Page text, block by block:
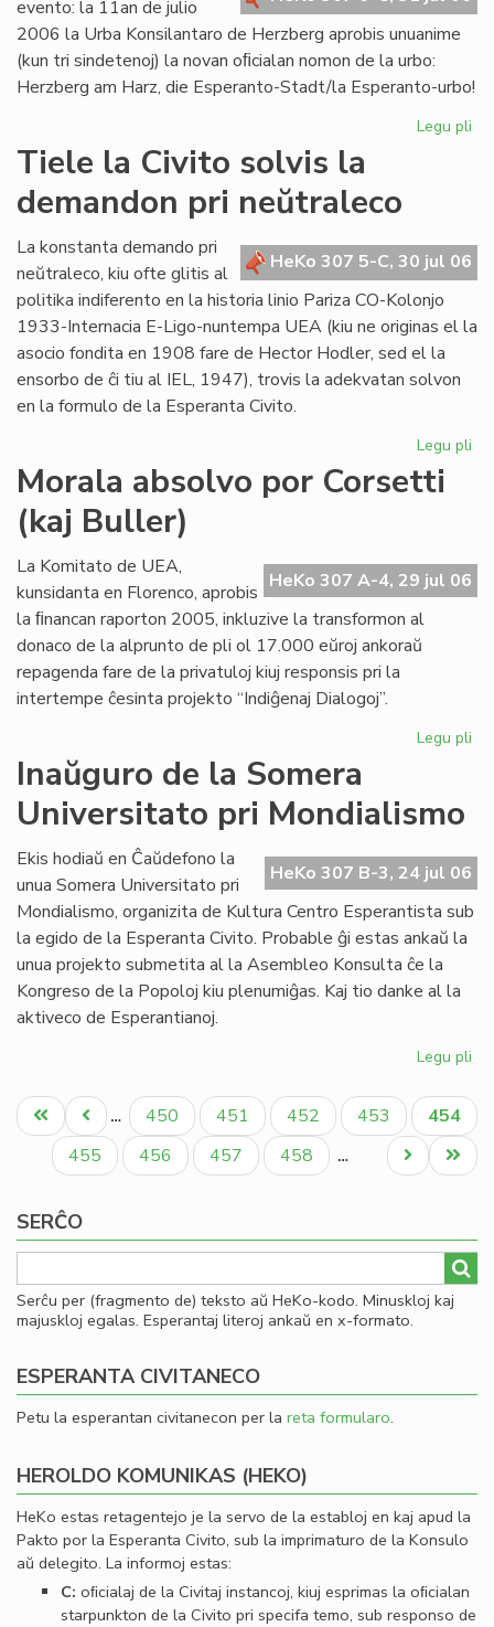
evento: la 11an de julio
2006 la Urba Konsilantaro de Herzberg aprobis unuanime
(kun tri sindetenoj) la novan oﬁcialan nomon de la urbo:
Herzberg am Harz, die Esperanto-Stadt/la Esperanto-urbo!
Legu pli
Tiele la Civito solvis la
demandon pri neŭtraleco
HeKo 307 5-C, 30 jul 06
La konstanta demando pri
neŭtraleco, kiu ofte glitis al
politika indiferento en la historia linio Pariza CO-Kolonjo
1933-Internacia E-Ligo-nuntempa UEA (kiu ne originas el la
asocio fondita en 1908 fare de Hector Hodler, sed el la
ensorbo de ĉi tiu al IEL, 1947), trovis la adekvatan solvon
en la formulo de la Esperanta Civito.
Legu pli
la
Morala absolvo por Corsetti
(kaj Buller)
HeKo 307 A-4, 29 jul 06
La Komitato de UEA,
kunsidanta en Florenco, aprobis
la ﬁnancan raporton 2005, inkluzive la transformon al
donaco de la alprunto de pli ol 17.000 eŭroj ankoraŭ
repagenda fare de la privatuloj kiuj responsis pri la
intertempe ĉesinta projekto “Indiĝenaj Dialogoj”.
Legu pli
Inaŭguro de la Somera
Universitato pri Mondialismo
HeKo 307 B-3, 24 jul 06
Ekis hodiaŭ en Ĉaŭdefono la
unua Somera Universitato pri
Mondialismo, organizita de Kultura Centro Esperantista sub
la egido de la Esperanta Civito. Probable ĝi estas ankaŭ la
unua projekto submetita al la Asembleo Konsulta ĉe la
Kongreso de la Popoloj kiu plenumiĝas. Kaj tio danke al la
aktiveco de Esperantianoj.
Legu pli
de
la
Pagination
Unua
paĝo
Antaŭa
paĝo
… Paĝo
450 Paĝo
451 Paĝo
452 Paĝo
453
Aktuala
paĝo
454
Paĝo
455 Paĝo
456 Paĝo
457 Paĝo
458 …
Last
page
Next
page
SERĈO
Serĉu per (fragmento de) teksto aŭ HeKo-kodo. Minuskloj kaj
majuskloj egalas. Esperantaj literoj ankaŭ en x-formato.
ESPERANTA CIVITANECO
Petu la esperantan civitanecon per la reta formularo.
HEROLDO KOMUNIKAS (HEKO)
HeKo estas retagentejo je la servo de la establoj en kaj apud la
Pakto por la Esperanta Civito, sub la imprimaturo de la Konsulo
aŭ delegito. La informoj estas:
C: oﬁcialaj de la Civitaj instancoj, kiuj esprimas la oﬁcialan
starpunkton de la Civito pri specifa temo, sub responso de